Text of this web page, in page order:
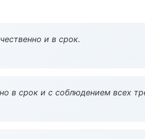
и в срок.
в срок и с соблюдением всех